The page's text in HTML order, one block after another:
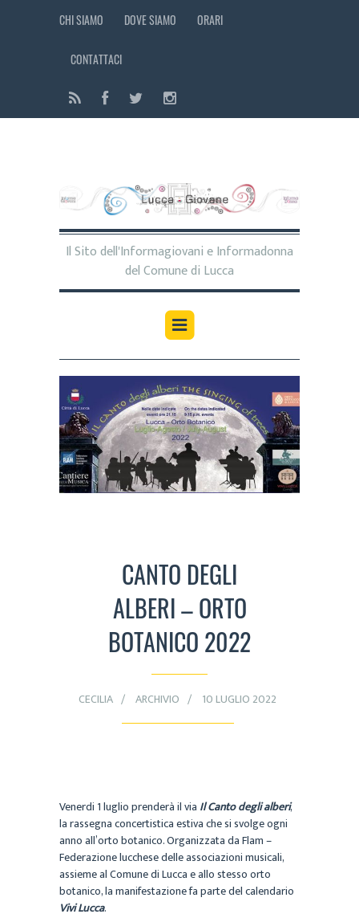
CHI SIAMO DOVE SIAMO ORARI
CONTATTACI
Il Sito dell'Informagiovani e Informadonna
del Comune di Lucca
CANTO DEGLI
ALBERI – ORTO
BOTANICO 2022
CECILIA ARCHIVIO 10 LUGLIO 2022
Venerdi 1 luglio prenderà il via Il Canto degli alberi,
la rassegna concertistica estiva che si svolge ogni
anno all’orto botanico. Organizzata da Flam –
Federazione lucchese delle associazioni musicali,
assieme al Comune di Lucca e allo stesso orto
botanico, la manifestazione fa parte del calendario
Vivi Lucca.